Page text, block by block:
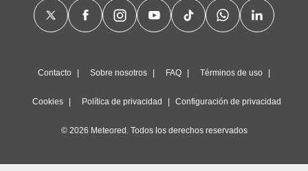
Contacto Sobre nosotros FAQ Términos de uso
Cookies Política de privacidad Configuración de privacidad
© 2026 Meteored. Todos los derechos reservados